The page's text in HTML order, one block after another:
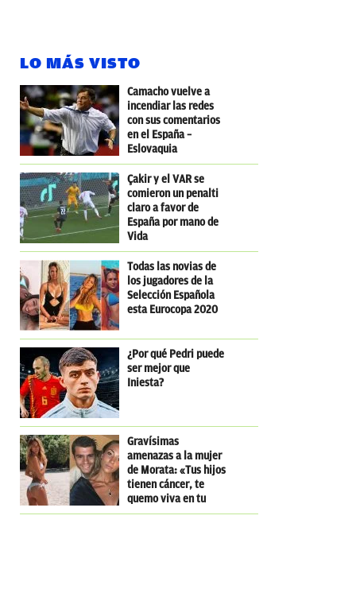
LO MÁS VISTO
Camacho vuelve a
incendiar las redes
con sus comentarios
en el España –
Eslovaquia
Çakir y el VAR se
comieron un penalti
claro a favor de
España por mano de
Vida
Todas las novias de
los jugadores de la
Selección Española
esta Eurocopa 2020
¿Por qué Pedri puede
ser mejor que
Iniesta?
Gravísimas
amenazas a la mujer
de Morata: «Tus hijos
tienen cáncer, te
quemo viva en tu
casa»